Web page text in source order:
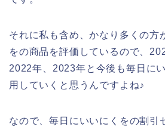
それに私も含め、かなり多くの方
をの商品を評価しているので、
2022年、2023年と今後も毎日に
用していくと思うんですよね♪
なので、毎日にいいにくをの割引